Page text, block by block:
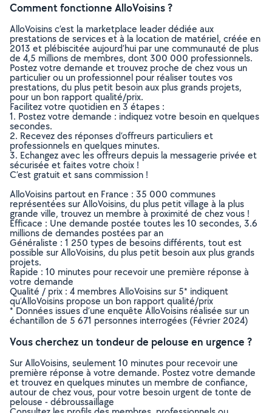
Comment fonctionne AlloVoisins ?
AlloVoisins c’est la marketplace leader dédiée aux
prestations de services et à la location de matériel, créée en
2013 et plébiscitée aujourd’hui par une communauté de plus
de 4,5 millions de membres, dont 300 000 professionnels.
Postez votre demande et trouvez proche de chez vous un
particulier ou un professionnel pour réaliser toutes vos
prestations, du plus petit besoin aux plus grands projets,
pour un bon rapport qualité/prix.
Facilitez votre quotidien en 3 étapes :
1. Postez votre demande : indiquez votre besoin en quelques
secondes.
2. Recevez des réponses d’offreurs particuliers et
professionnels en quelques minutes.
3. Echangez avec les offreurs depuis la messagerie privée et
sécurisée et faites votre choix !
C’est gratuit et sans commission !
AlloVoisins partout en France : 35 000 communes
représentées sur AlloVoisins, du plus petit village à la plus
grande ville, trouvez un membre à proximité de chez vous !
Efficace : Une demande postée toutes les 10 secondes, 3.6
millions de demandes postées par an
Généraliste : 1 250 types de besoins différents, tout est
possible sur AlloVoisins, du plus petit besoin aux plus grands
projets.
Rapide : 10 minutes pour recevoir une première réponse à
votre demande
Qualité / prix : 4 membres AlloVoisins sur 5* indiquent
qu’AlloVoisins propose un bon rapport qualité/prix
* Données issues d’une enquête AlloVoisins réalisée sur un
échantillon de 5 671 personnes interrogées (Février 2024)
Vous cherchez un tondeur de pelouse en urgence ?
Sur AlloVoisins, seulement 10 minutes pour recevoir une
première réponse à votre demande. Postez votre demande
et trouvez en quelques minutes un membre de confiance,
autour de chez vous, pour votre besoin urgent de tonte de
pelouse - débroussaillage